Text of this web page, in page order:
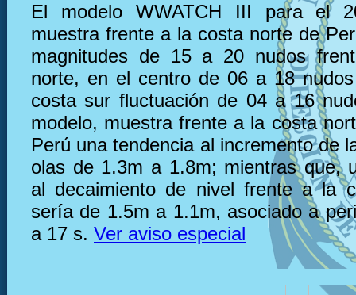
El modelo WWATCH III para el
muestra frente a la costa norte de
magnitudes de 15 a 20 nudos
norte, en el centro de 06 a 18
costa sur fluctuación de 04 a 16
modelo, muestra frente a la costa
Perú una tendencia al incremento de
olas de 1.3m a 1.8m; mientras que,
al decaimiento de nivel frente a la
sería de 1.5m a 1.1m, asociado a
a 17 s. Ver aviso especial